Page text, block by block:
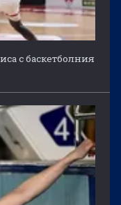
с баскетболния